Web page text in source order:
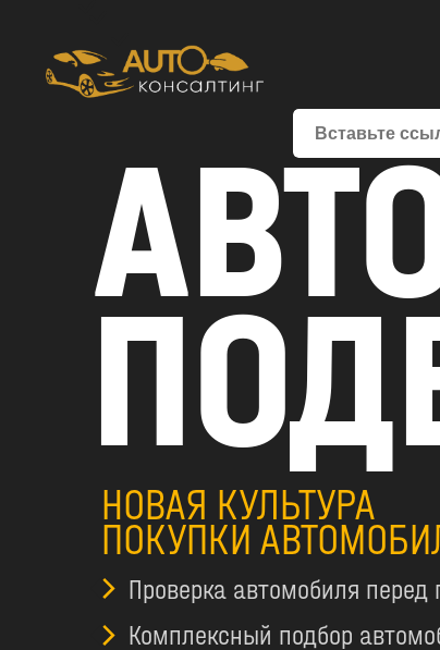
НОВАЯ КУЛЬТУРА
ПОКУПКИ
Проверка автомобиля перед
Комплексный подбор